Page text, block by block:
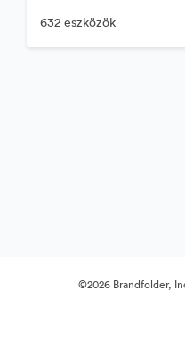
632 eszközök
©2026 Brandfolder,